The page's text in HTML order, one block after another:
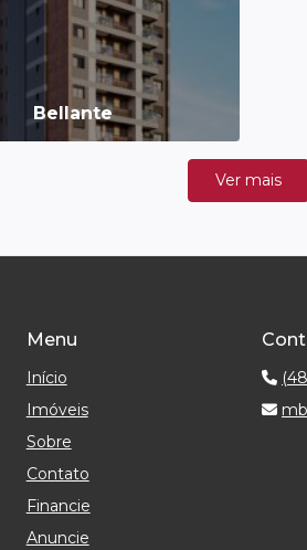
Bellante
Ver mais
Menu
Início
Imóveis
Sobre
Contato
Financie
Anuncie